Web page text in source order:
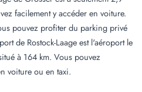
facilement y accéder en voiture.
pouvez profiter du parking privé
de Rostock-Laage est l'aéroport le
à 164 km. Vous pouvez
voiture ou en taxi.